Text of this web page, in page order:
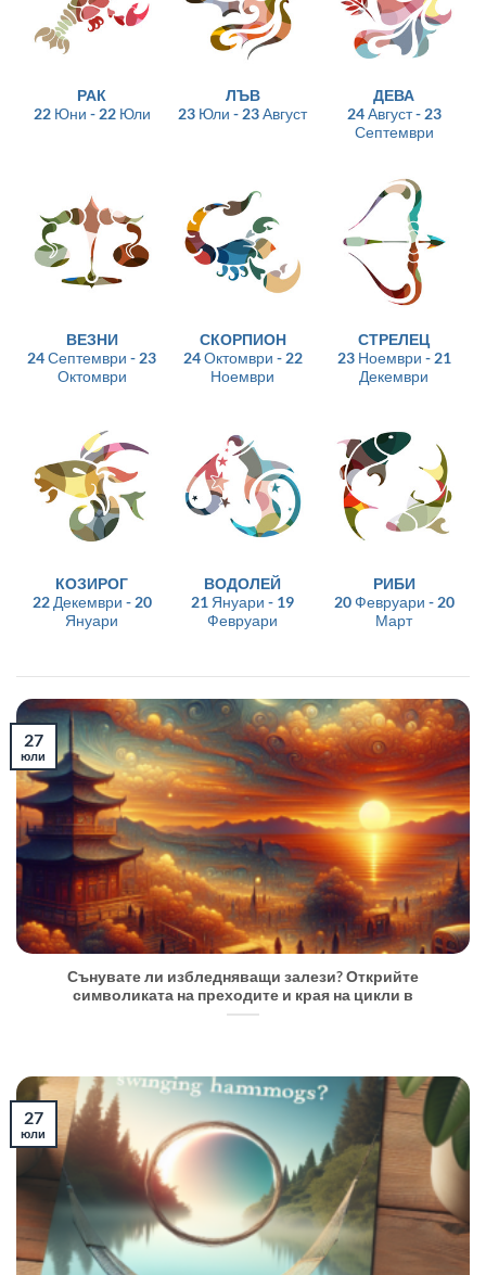
РАК
22 Юни - 22 Юли
ЛЪВ
23 Юли - 23 Август
ДЕВА
24 Август - 23
Септември
ВЕЗНИ
24 Септември - 23
Октомври
СКОРПИОН
24 Октомври - 22
Ноември
СТРЕЛЕЦ
23 Ноември - 21
Декември
КОЗИРОГ
22 Декември - 20
Януари
ВОДОЛЕЙ
21 Януари - 19
Февруари
РИБИ
20 Февруари - 20
Март
Сънувате ли избледняващи залези? Открийте
символиката на преходите и края на цикли в
27
юли
27
юли